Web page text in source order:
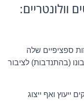
וולונטריים:
ספציפיים שלה
(בהתנדבות) לציבור
ייעוץ ואף ייצוג